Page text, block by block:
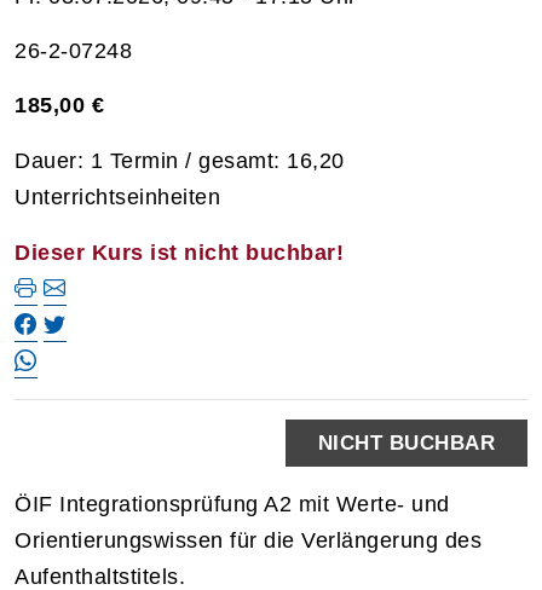
26-2-07248
185,00 €
Dauer: 1 Termin / gesamt: 16,20
Unterrichtseinheiten
Dieser Kurs ist nicht buchbar!
NICHT BUCHBAR
ÖIF Integrationsprüfung A2 mit Werte- und
Orientierungswissen für die Verlängerung des
Aufenthaltstitels.